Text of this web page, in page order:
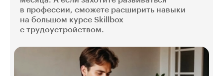
в профессии, сможете расширить навыки
на большом курсе Skillbox
с трудоустройством.